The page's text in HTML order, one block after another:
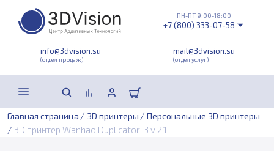
info@3dvision.su
(отдел продаж)
mail@3dvision.su
(отдел услуг)
ПН-ПТ 9:00-18:00
+7 (800) 333-07-58
Главная страница / 3D принтеры / Персональные 3D принтеры
/ 3D принтер Wanhao Duplicator i3 v 2.1